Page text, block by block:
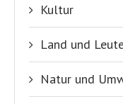
Kultur
Land und
Natur und